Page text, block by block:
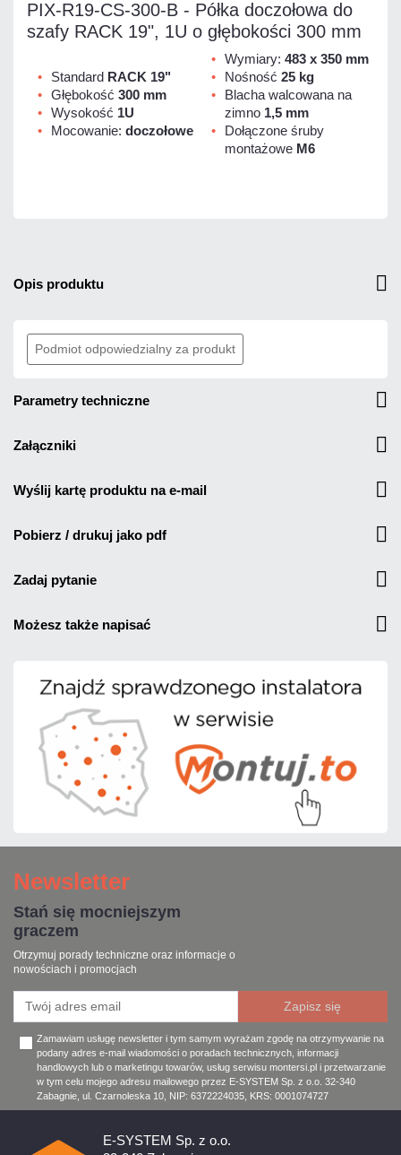
PIX-R19-CS-300-B - Półka doczołowa do
szafy RACK 19", 1U o głębokości 300 mm
Standard RACK 19"
Głębokość 300 mm
Wysokość 1U
Mocowanie: doczołowe
Wymiary: 483 x 350 mm
Nośność 25 kg
Blacha walcowana na
zimno 1,5 mm
Dołączone śruby
montażowe M6
opis produktu
Podmiot odpowiedzialny za produkt
parametry techniczne
załączniki
wyślij kartę produktu na e-mail
pobierz / drukuj jako pdf
zadaj pytanie
możesz także napisać
Newsletter
Stań się mocniejszym
graczem
Otrzymuj porady techniczne oraz informacje o
nowościach i promocjach
Zamawiam usługę newsletter i tym samym wyrażam zgodę na otrzymywanie na
podany adres e-mail wiadomości o poradach technicznych, informacji
handlowych lub o marketingu towarów, usług serwisu montersi.pl i przetwarzanie
w tym celu mojego adresu mailowego przez E-SYSTEM Sp. z o.o. 32-340
Zabagnie, ul. Czarnoleska 10, NIP: 6372224035, KRS: 0001074727
E-SYSTEM Sp. z o.o.